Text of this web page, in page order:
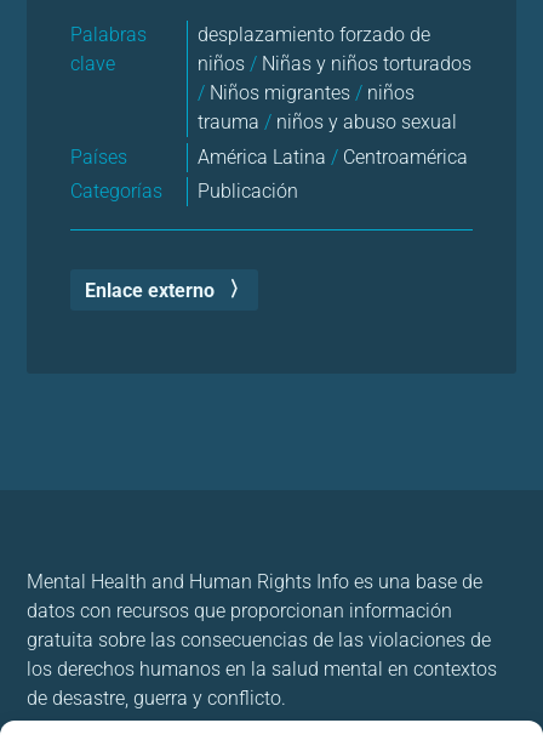
Palabras
clave
desplazamiento forzado de
niños/ Niñas y niños torturados
/ Niños migrantes/ niños
trauma/ niños y abuso sexual
Países
América Latina / Centroamérica
Categorías
Publicación
Enlace externo
Mental Health and Human Rights Info es una base de
datos con recursos que proporcionan información
gratuita sobre las consecuencias de las violaciones de
los derechos humanos en la salud mental en contextos
de desastre, guerra y conflicto.